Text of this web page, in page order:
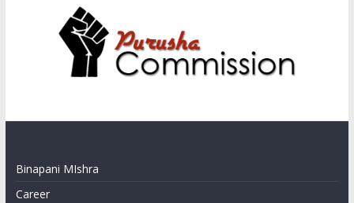
Binapani MIshra
Career